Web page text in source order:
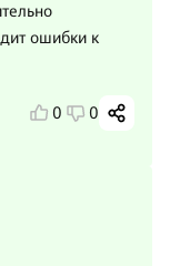
ошибки к
0 0